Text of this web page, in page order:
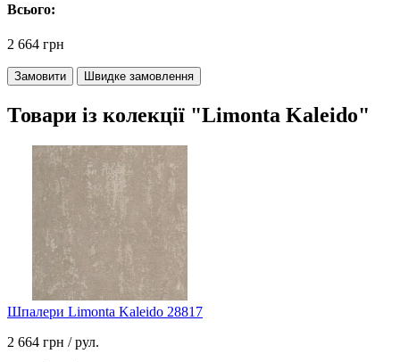
Всього:
2 664 грн
Замовити Швидке замовлення
Товари із колекції "Limonta Kaleido"
Шпалери Limonta Kaleido 28817
2 664 грн / рул.